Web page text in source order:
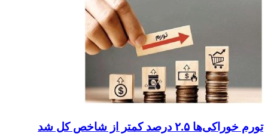
تورم خوراکی‌ها ۲.۵ درصد کمتر از شاخص کل شد